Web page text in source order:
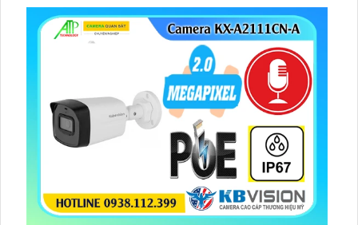
nguồn qua dây mạng